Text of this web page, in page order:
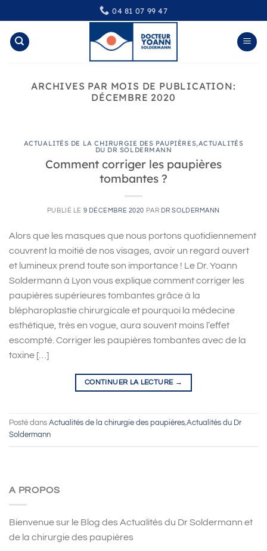
au
contenu
04 81 07 99 47
ARCHIVES PAR MOIS DE PUBLICATION:
DÉCEMBRE 2020
A PROPOS
Bienvenue sur le Blog des Actualités du Dr Soldermann et
de la chirurgie des paupières
ACTUALITÉS DE LA CHIRURGIE DES PAUPIÈRES,ACTUALITÉS
DU DR SOLDERMANN
Comment corriger les paupières
tombantes ?
PUBLIÉ LE 9 DÉCEMBRE 2020 PAR DR SOLDERMANN
Alors que les masques que nous portons quotidiennement
couvrent la moitié de nos visages, avoir un regard ouvert
et lumineux prend toute son importance ! Le Dr. Yoann
Soldermann à Lyon vous explique comment corriger les
paupières supérieures tombantes grâce à la
blépharoplastie chirurgicale et pourquoi la médecine
esthétique, très en vogue, aura souvent moins l’effet
escompté. Corriger les paupières tombantes avec de la
toxine […]
CONTINUER LA LECTURE →
Posté dans Actualités de la chirurgie des paupières,Actualités du Dr
Soldermann